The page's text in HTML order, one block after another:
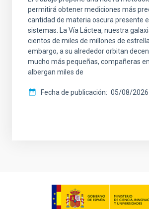
permitirá obtener mediciones más
cantidad de materia oscura presente
sistemas. La Vía Láctea, nuestra
cientos de miles de millones de
embargo, a su alrededor orbitan
mucho más pequeñas, compañeras
albergan miles de
Fecha de publicación 05/08/2026